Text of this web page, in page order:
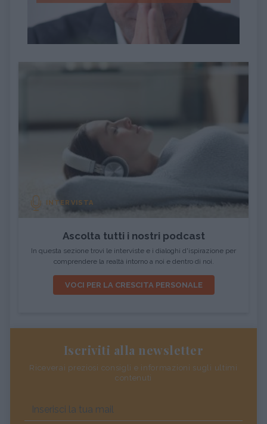
INTERVISTA
Ascolta tutti i nostri podcast
In questa sezione trovi le interviste e i dialoghi d'ispirazione per
comprendere la realtà intorno a noi e dentro di noi.
VOCI PER LA CRESCITA PERSONALE
Iscriviti alla newsletter
Riceverai preziosi consigli e informazioni sugli ultimi
contenuti